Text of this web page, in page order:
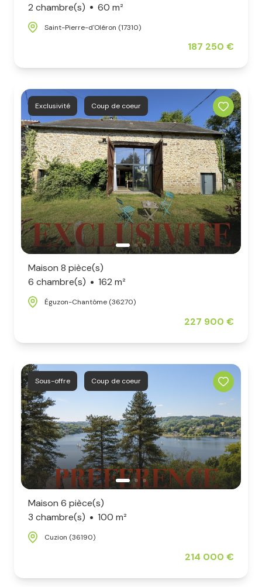
2 chambre(s)
60 m²
Saint-Pierre-d'Oléron (17310)
187 250 €
Exclusivité Coup de coeur
Maison 8 pièce(s)
6 chambre(s)
162 m²
Éguzon-Chantôme (36270)
227 900 €
Sous-offre Coup de coeur
Maison 6 pièce(s)
3 chambre(s)
100 m²
Cuzion (36190)
214 000 €